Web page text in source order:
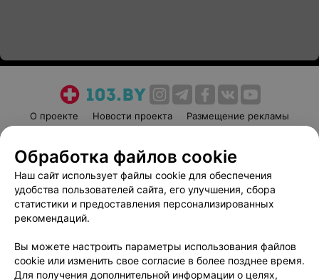
О проекте Новости проекта
Размещение рекламы
Пользовательское соглашение
Способы оплаты
Вакансии
Партнеры
Написать руководителю 103.by
Обработка персональных данных
Обработка файлов cookie
Наш сайт использует файлы cookie для обеспечения
удобства пользователей сайта, его улучшения, сбора
статистики и предоставления персонализированных
рекомендаций.
Вы можете настроить параметры использования файлов
cookie или изменить свое согласие в более позднее время.
Для получения дополнительной информации о целях,